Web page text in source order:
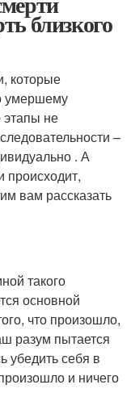
близкого
которые
умершему
этапы не
–
. А
происходит,
вам рассказать
такого
основной
что произошло,
разум пытается
убедить себя в
и ничего